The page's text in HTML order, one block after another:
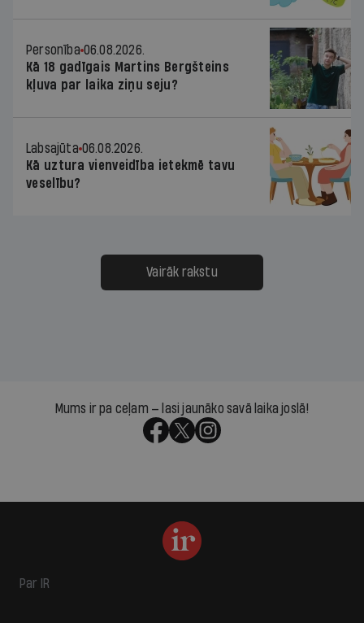
Personība 06.08.2026.
Kā 18 gadīgais Martins Bergšteins
kļuva par laika ziņu seju?
Labsajūta 06.08.2026.
Kā uztura vienveidība ietekmē tavu
veselību?
Vairāk rakstu
Mums ir pa ceļam — lasi jaunāko savā laika joslā!
Par IR